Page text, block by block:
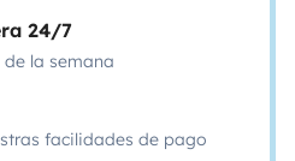
24/7
la semana
facilidades de pago